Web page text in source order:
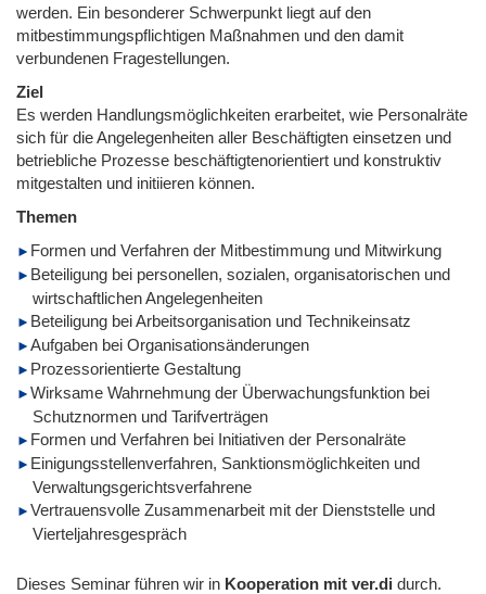
werden. Ein besonderer Schwerpunkt liegt auf den
mitbestimmungspflichtigen Maßnahmen und den damit
verbundenen Fragestellungen.
Ziel
Es werden Handlungsmöglichkeiten erarbeitet, wie Personalräte
sich für die Angelegenheiten aller Beschäftigten einsetzen und
betriebliche Prozesse beschäftigtenorientiert und konstruktiv
mitgestalten und initiieren können.
Themen
Formen und Verfahren der Mitbestimmung und Mitwirkung
Beteiligung bei personellen, sozialen, organisatorischen und
wirtschaftlichen Angelegenheiten
Beteiligung bei Arbeitsorganisation und Technikeinsatz
Aufgaben bei Organisationsänderungen
Prozessorientierte Gestaltung
Wirksame Wahrnehmung der Überwachungsfunktion bei
Schutznormen und Tarifverträgen
Formen und Verfahren bei Initiativen der Personalräte
Einigungsstellenverfahren, Sanktionsmöglichkeiten und
Verwaltungsgerichtsverfahrene
Vertrauensvolle Zusammenarbeit mit der Dienststelle und
Vierteljahresgespräch
Dieses Seminar führen wir in Kooperation mit ver.di durch.